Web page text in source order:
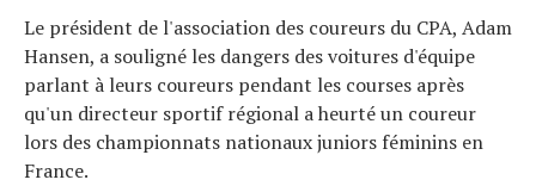
Le président de l'association des coureurs du CPA, Adam
Hansen, a souligné les dangers des voitures d'équipe
parlant à leurs coureurs pendant les courses après
qu'un directeur sportif régional a heurté un coureur
lors des championnats nationaux juniors féminins en
France.
À propos